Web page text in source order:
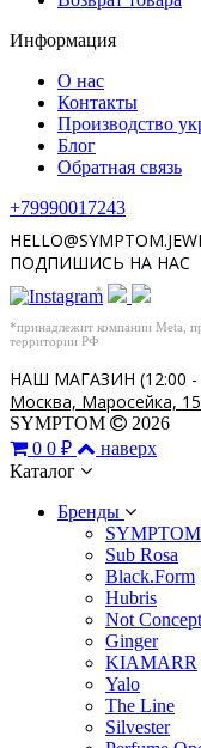
Информация
О нас
Контакты
Производство
Блог
Обратная связь
+79990017243
ПОДПИШИСЬ НА НАС
*
*принадлежит компании Meta,
территории РФ
НАШ МАГАЗИН (12:00 -
Москва, Маросейка, 15
SYMPTOM
2026
0 0 ₽
наверх
Каталог
Бренды
SYMPTOM
Sub Rosa
Black.Form
Hubris
Not Concept
Ginger
KIAMARR
Yalo
The Line
Silvester